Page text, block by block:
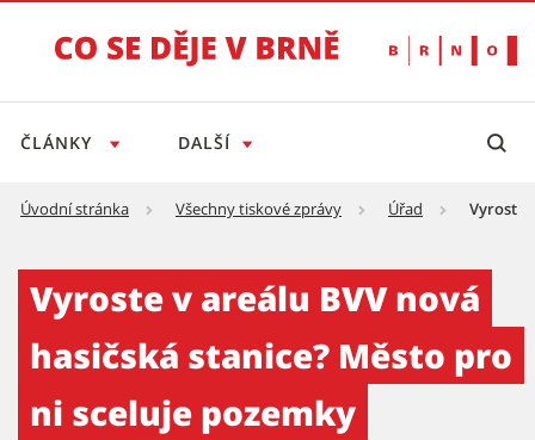
ČLÁNKY DALŠÍ
Úvodní stránka Všechny tiskové zprávy Úřad Vyroste
Vyroste v areálu BVV nová
hasičská stanice? Město pro
ni sceluje pozemky